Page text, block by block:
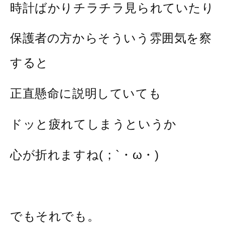
時計ばかりチラチラ見られていたり
保護者の方からそういう雰囲気を察
すると
正直懸命に説明していても
ドッと疲れてしまうというか
心が折れますね(；`・ω・)
でもそれでも。